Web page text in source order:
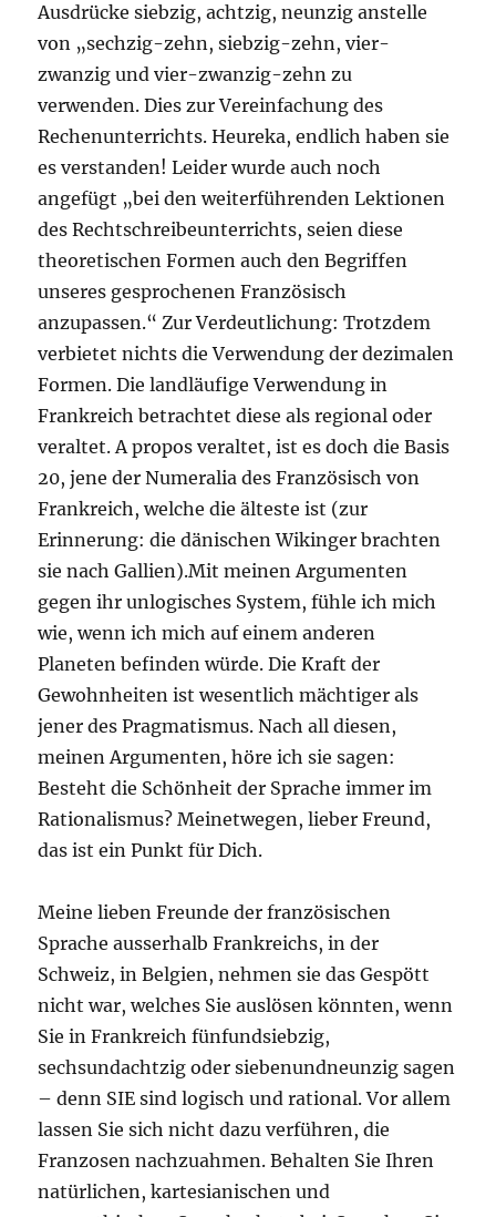
Ausdrücke siebzig, achtzig, neunzig anstelle
von „sechzig-zehn, siebzig-zehn, vier-
zwanzig und vier-zwanzig-zehn zu
verwenden. Dies zur Vereinfachung des
Rechenunterrichts. Heureka, endlich haben sie
es verstanden! Leider wurde auch noch
angefügt „bei den weiterführenden Lektionen
des Rechtschreibeunterrichts, seien diese
theoretischen Formen auch den Begriffen
unseres gesprochenen Französisch
anzupassen.“ Zur Verdeutlichung: Trotzdem
verbietet nichts die Verwendung der dezimalen
Formen. Die landläufige Verwendung in
Frankreich betrachtet diese als regional oder
veraltet. A propos veraltet, ist es doch die Basis
20, jene der Numeralia des Französisch von
Frankreich, welche die älteste ist (zur
Erinnerung: die dänischen Wikinger brachten
sie nach Gallien).Mit meinen Argumenten
gegen ihr unlogisches System, fühle ich mich
wie, wenn ich mich auf einem anderen
Planeten befinden würde. Die Kraft der
Gewohnheiten ist wesentlich mächtiger als
jener des Pragmatismus. Nach all diesen,
meinen Argumenten, höre ich sie sagen:
Besteht die Schönheit der Sprache immer im
Rationalismus? Meinetwegen, lieber Freund,
das ist ein Punkt für Dich.
Meine lieben Freunde der französischen
Sprache ausserhalb Frankreichs, in der
Schweiz, in Belgien, nehmen sie das Gespött
nicht war, welches Sie auslösen könnten, wenn
Sie in Frankreich fünfundsiebzig,
sechsundachtzig oder siebenundneunzig sagen
– denn SIE sind logisch und rational. Vor allem
lassen Sie sich nicht dazu verführen, die
Franzosen nachzuahmen. Behalten Sie Ihren
natürlichen, kartesianischen und